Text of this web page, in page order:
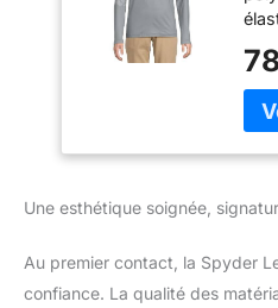
Une esthétique soignée,
Au premier contact, la Spyder
confiance. La qualité des